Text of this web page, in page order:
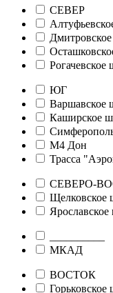
СЕВЕР
Рогачевское
ЮГ
Варшавское
Каширское
М4 Дон
Трасса
СЕВЕРО-
Щелковское
МКАД
ВОСТОК